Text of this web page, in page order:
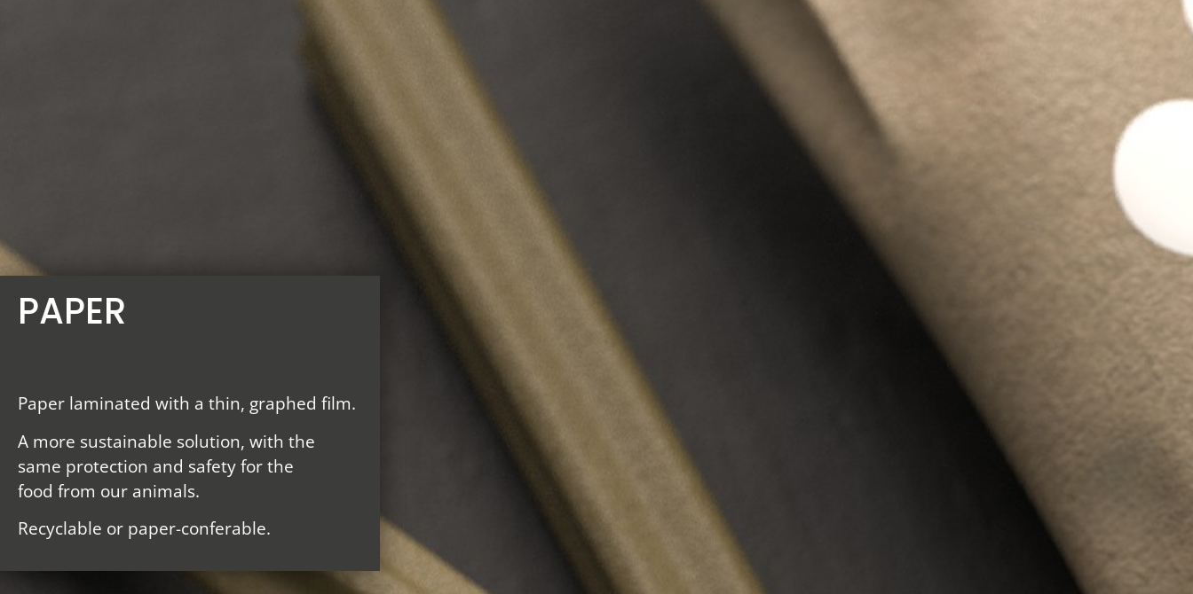
PAPER
Paper laminated with a thin, graphed film.
A more sustainable solution, with the
same protection and safety for the
food from our animals.
Recyclable or paper-conferable.